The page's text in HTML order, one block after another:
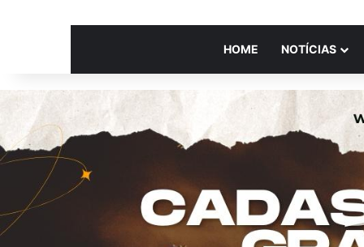
HOME NOTÍCIAS